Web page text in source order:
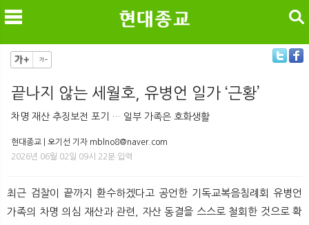
메
검색
끝나지 않는 세월호, 유병언 일가 ‘근황’
차명 재산 추징보전 포기 … 일부 가족은 호화생활
현대종교 | 오기선 기자 mblno8@naver.com
2026년 06월 02일 09시 22분 입력
최근 검찰이 끝까지 환수하겠다고 공언한 기독교복음침례회 유병언
가족의 차명 의심 재산과 관련, 자산 동결을 스스로 철회한 것으로 확